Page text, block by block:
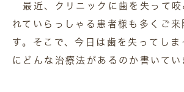
最近、クリニックに歯を失って咬
れていらっしゃる患者様も多くご来
す。そこで、今日は歯を失ってしま
にどんな治療法があるのか書いてい